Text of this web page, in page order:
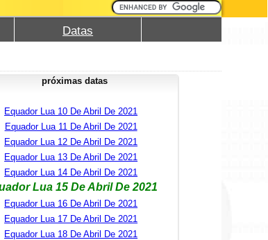
Datas
próximas datas
Equador Lua 10 De Abril De 2021
Equador Lua 11 De Abril De 2021
Equador Lua 12 De Abril De 2021
Equador Lua 13 De Abril De 2021
Equador Lua 14 De Abril De 2021
Lua 15 De Abril De 2021
Equador Lua 16 De Abril De 2021
Equador Lua 17 De Abril De 2021
Equador Lua 18 De Abril De 2021